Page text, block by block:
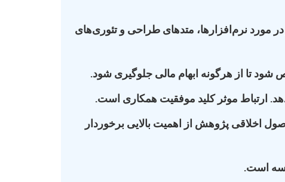
در مورد نرم‌افزارها، متدهای طراحی و تئوری‌های
تا از هرگونه ابهام مالی جلوگیری شود.
ارتباط موثر کلید موفقیت همکاری است.
اخلاقی پژوهش از اهمیت بالایی برخوردار
است.